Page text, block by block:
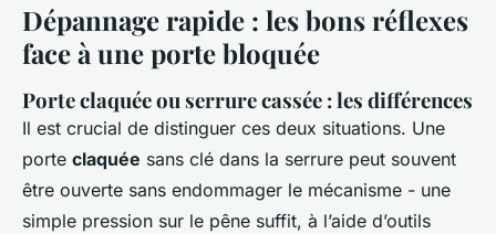
Dépannage rapide : les bons réflexes
face à une porte bloquée
Porte claquée ou serrure cassée : les différences
Il est crucial de distinguer ces deux situations. Une
porte claquée sans clé dans la serrure peut souvent
être ouverte sans endommager le mécanisme - une
simple pression sur le pêne suffit, à l’aide d’outils